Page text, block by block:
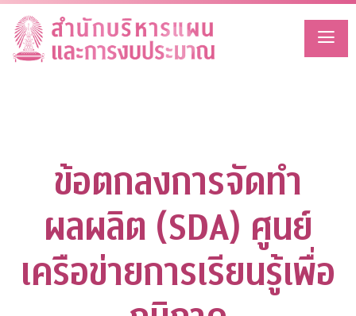
Skip
content
ข้อตกลงการจัดทำ
ผลผลิต (SDA) ศูนย์
เครือข่ายการเรียนรู้เพื่อ